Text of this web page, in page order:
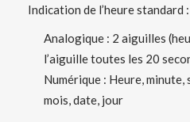
Indication de l’heure standard :
Analogique : 2 aiguilles
l’aiguille toutes les 20
Numérique : Heure,
mois, date, jour